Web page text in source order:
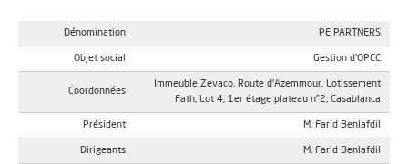
Dénomination PE PARTNERS
Objet social Gestion d'OPCC
Coordonnées
Immeuble Zevaco, Route d'Azemmour, Lotissement
Fath, Lot 4, 1er étage plateau n°2, Casablanca
Président M. Farid Benlafdil
Dirigeants M. Farid Benlafdil